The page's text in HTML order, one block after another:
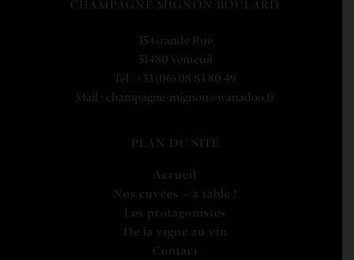
CHAMPAGNE MIGNON BOULARD
35 Grande Rue
51480 Venteuil
Tél : +33 (06) 08 83 80 49
Mail : champagne-mignon@wanadoo.fr
PLAN DU SITE
Accueil
Nos cuvées – à table !
Les protagonistes
De la vigne au vin
Contact